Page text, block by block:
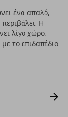
ένα απαλό,
Η
λίγο χώρο,
το επιδαπέδιο